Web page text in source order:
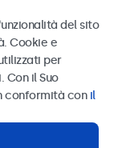
del sito
Cookie e
per
Con il Suo
conformità con il